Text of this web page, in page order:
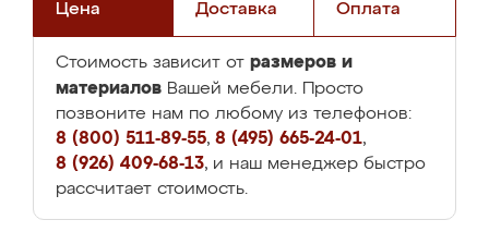
Цена Доставка Оплата
Стоимость зависит от размеров и
материалов Вашей мебели. Просто
позвоните нам по любому из телефонов:
8 (800) 511-89-55, 8 (495) 665-24-01,
8 (926) 409-68-13, и наш менеджер быстро
рассчитает стоимость.